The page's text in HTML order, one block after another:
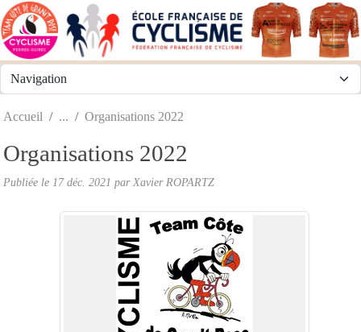
Accueil Organisations 2022
Organisations 2022
Publiée le 17 déc. 2021 par Xavier ROPARTZ
Panneau de gestion des cookies